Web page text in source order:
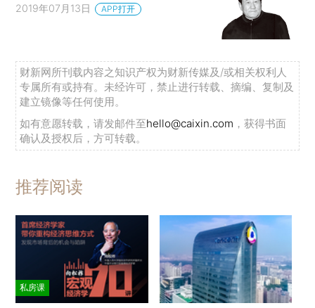
2019年07月13日 APP打开
财新网所刊载内容之知识产权为财新传媒及/或相关权利人
专属所有或持有。未经许可，禁止进行转载、摘编、复制及
建立镜像等任何使用。
如有意愿转载，请发邮件至hello@caixin.com ，获得书面
确认及授权后，方可转载。
推荐阅读
私房课